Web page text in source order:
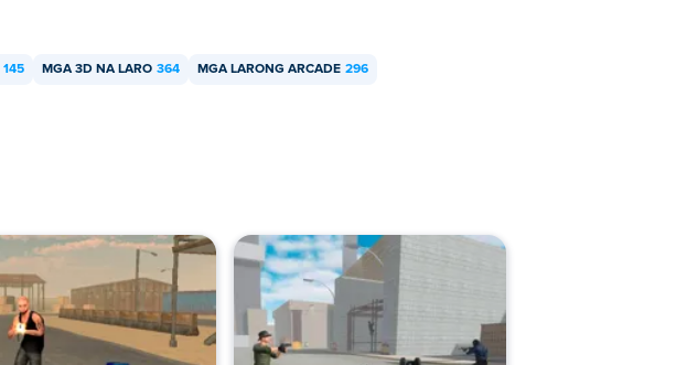
145 MGA 3D NA LARO 364 MGA LARONG ARCADE 296